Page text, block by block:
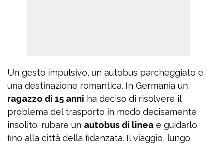
Un gesto impulsivo, un autobus parcheggiato e
una destinazione romantica. In Germania un
ragazzo di 15 anni ha deciso di risolvere il
problema del trasporto in modo decisamente
insolito: rubare un autobus di linea e guidarlo
fino alla città della fidanzata. Il viaggio, lungo